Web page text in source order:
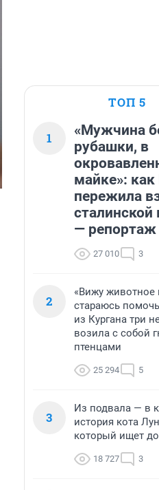
ТОП 5
1
«Мужчина
рубашки, в
майке»:
пережила
сталинской
— репортаж
27 010 3
2
«Вижу животное
стараюсь
из Кургана три
возила с собой
птенцами
25 294 5
3
Из подвала — в
история кота
который ищет
18 727 3